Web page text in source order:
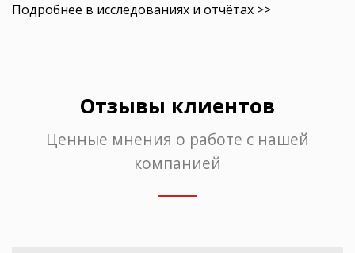
Подробнее в исследованиях и отчётах >>
Отзывы клиентов
Ценные мнения о работе с нашей
компанией